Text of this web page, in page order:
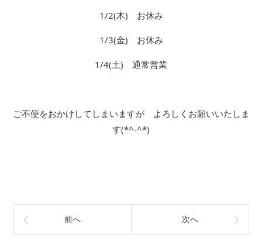
1/2(木) お休み
1/3(金) お休み
1/4(土) 通常営業
ご不便をおかけしてしまいますが よろしくお願いいたしま
す(*^-^*)
前へ 次へ